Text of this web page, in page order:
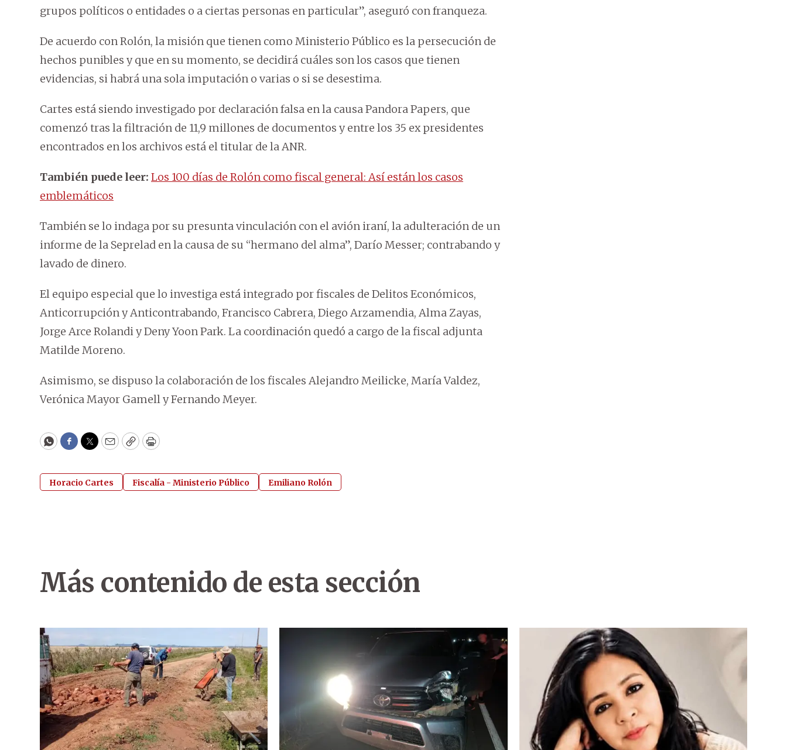
grupos políticos o entidades o a ciertas personas en particular”, aseguró con franqueza.
De acuerdo con Rolón, la misión que tienen como Ministerio Público es la persecución de
hechos punibles y que en su momento, se decidirá cuáles son los casos que tienen
evidencias, si habrá una sola imputación o varias o si se desestima.
Cartes está siendo investigado por declaración falsa en la causa Pandora Papers, que
comenzó tras la filtración de 11,9 millones de documentos y entre los 35 ex presidentes
encontrados en los archivos está el titular de la ANR.
También puede leer: Los 100 días de Rolón como fiscal general: Así están los casos
emblemáticos
También se lo indaga por su presunta vinculación con el avión iraní, la adulteración de un
informe de la Seprelad en la causa de su “hermano del alma”, Darío Messer; contrabando y
lavado de dinero.
El equipo especial que lo investiga está integrado por fiscales de Delitos Económicos,
Anticorrupción y Anticontrabando, Francisco Cabrera, Diego Arzamendia, Alma Zayas,
Jorge Arce Rolandi y Deny Yoon Park. La coordinación quedó a cargo de la fiscal adjunta
Matilde Moreno.
Asimismo, se dispuso la colaboración de los fiscales Alejandro Meilicke, María Valdez,
Verónica Mayor Gamell y Fernando Meyer.
WhatsApp
Facebook
Twitter
EmailCopyPrint
Horacio Cartes Fiscalía - Ministerio Público Emiliano Rolón
Más contenido de esta sección